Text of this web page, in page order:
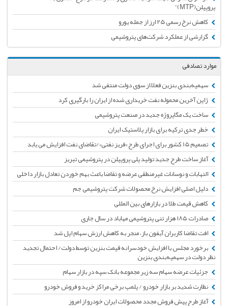
پروپیلن(MTP)"
کاهش نرخ رسمی 25 ارز از جمله یورو
گزارشی از عملکرد شرکت‌های پتروشیمی
موارد تصادفی
سهمیه‌بندی بنزین فعلاً از سوی دولت منتفی شد
ژاپن آخرین محموله نفت خریداری شده از ایران را بارگیری کرد
ساخت یک مگاپروژه جدید در صنعت پتروشیمی
خطر جدی ترکیه برای بازار پلاستیک ایران
تصمیم 15 کشور برای اجرای طرح «فریز‌ نفتی»/تقاضای نفت افزایش می یابد
آغاز ساخت طرح جدید تولید پلی پروپیلن در پتروشیمی تبریز
التهابات و نوسانات غیرمنطقی عرضه و تقاضا باعث بهم خوردن تعادل بازار داخلی
دلیل اصلی افزایش نرخ محصولات شرکت پتروشیمی جم
کاهش قیمت طلا در بازارهای بین المللی
صادرات ۱۸۵ هزار تنی پتروشیمی مهاباد در سال جاری
افت تقاضا کاربران آیفون باز، منجر به کاهش ارزش سهام اپل شد
برخورد مجلس با افزایش خودسرانه قیمت بنزین توسط دولت/ احتمال تجدید
نظر دولت در سهمیه‌بندی بنزین
جزئیات عرضه سهام سه زیر مجموعه بانک سپه در بازار سهام
نظارت شدید بر بازار خودرو / پلمپ برخی مراکز خرید و فروش خودرو
آغاز طرح پیش فروش مجدد محصولات ایران خودرو از امروز